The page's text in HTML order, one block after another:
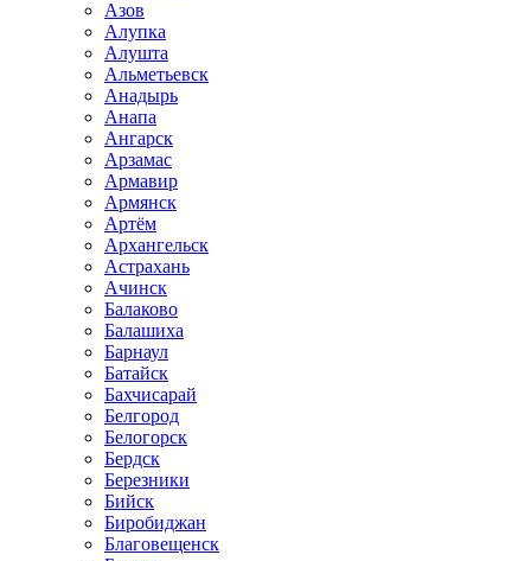
Азов
Алупка
Алушта
Альметьевск
Анадырь
Анапа
Ангарск
Арзамас
Армавир
Армянск
Артём
Архангельск
Астрахань
Ачинск
Балаково
Балашиха
Барнаул
Батайск
Бахчисарай
Белгород
Белогорск
Бердск
Березники
Бийск
Биробиджан
Благовещенск